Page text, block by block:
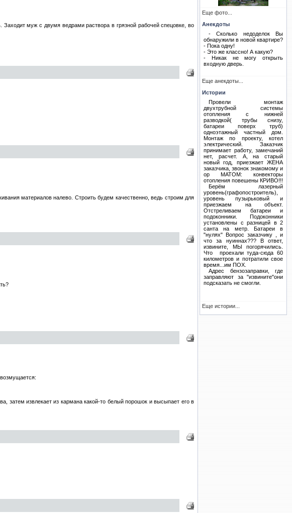
муж с двумя ведрами раствора в грязной рабочей спецовке, во
материалов налево. Строить будем качественно, ведь строим для
затем извлекает из кармана какой-то белый порошок и высыпает его в
Еще фото...
Анекдоты
- Сколько недоделок Вы
обнаружили в новой квартире?
- Пока одну!
- Это же классно! А какую?
- Никак не могу открыть
входную дверь.
Еще анекдоты...
Истории
Провели
монтаж
двухтрубной системы
отопления с нижней
разводкой( трубы снизу,
батареи поверх труб)
одноэтажный частный дом.
Монтаж по проекту, котел
электрический. Заказчик
принимает работу, замечаний
нет, расчет. А, на старый
новый год, приезжает ЖЕНА
заказчика, звонок знакомому и
ор МАТОМ: конвекторы
отопления повешены КРИВО!!!
Берём лазерный
уровень(графопостроитель),
уровень пузырьковый и
приезжаем на объект.
Отстреливаем батареи и
подоконники. Подоконники
установлены с разницей в 2
санта на метр. Батареи в
"нулях" Вопрос заказчику , и
что за нуиннах??? В ответ,
извините, МЫ погорячились.
Что
проехали туда-сюда 60
километров и потратили свое
время...им ПОХ.
Адрес бензозаправки, где
заправляют за "извините"они
подсказать не смогли.
Еще истории...